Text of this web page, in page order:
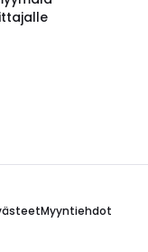
Myyntiehdot